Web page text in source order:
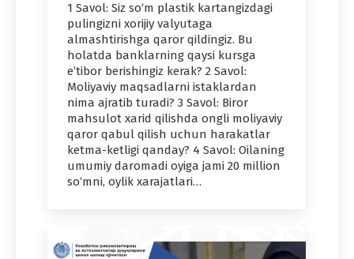
1 Savol: Siz so‘m plastik kartangizdagi
pulingizni xorijiy valyutaga
almashtirishga qaror qildingiz. Bu
holatda banklarning qaysi kursga
e’tibor berishingiz kerak? 2 Savol:
Moliyaviy maqsadlarni istaklardan
nima ajratib turadi? 3 Savol: Biror
mahsulot xarid qilishda ongli moliyaviy
qaror qabul qilish uchun harakatlar
ketma-ketligi qanday? 4 Savol: Oilaning
umumiy daromadi oyiga jami 20 million
so‘mni, oylik xarajatlari…